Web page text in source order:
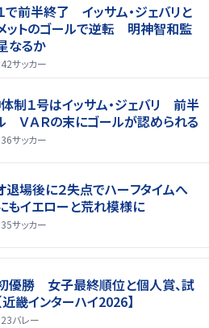
で前半終了 イッサム・ジェバリと
メットのゴールで逆転 明神智和監
なるか
サッカー
制１号はイッサム・ジェバリ 前半
ＶＡＲの末にゴールが認められる
サッカー
退場後に２失点でハーフタイムへ
もイエローと荒れ模様に
サッカー
優勝 女子最終順位と個人賞、試
畿インターハイ2026】
バレー